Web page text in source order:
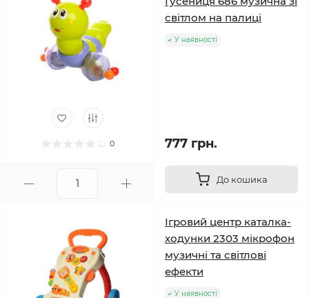
0
світлом на палиці
У наявності
777 грн.
До кошика
Ігровий центр каталка-
ходунки 2303 мікрофон
музичні та світлові
ефекти
У наявності